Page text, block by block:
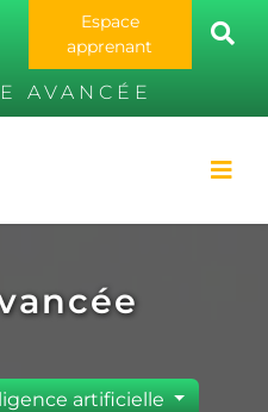
Espace
apprenant
AVANCÉE
artificielle